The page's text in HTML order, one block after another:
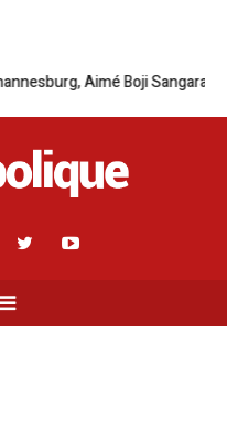
en faveur de la RDC.